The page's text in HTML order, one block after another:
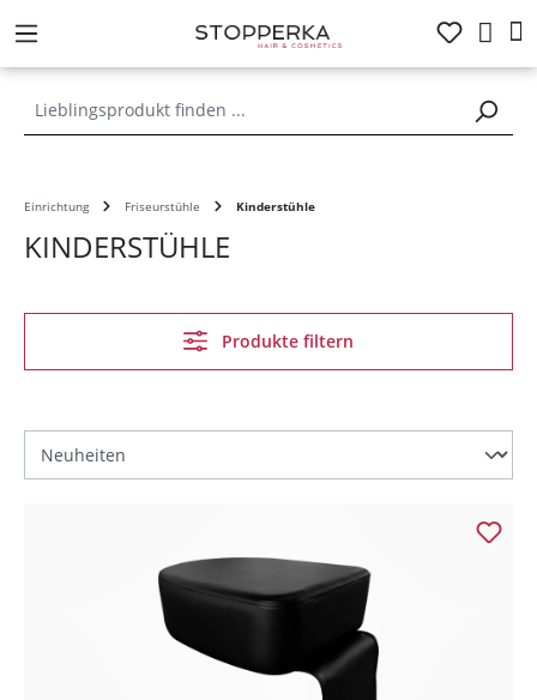
springen
Einrichtung Friseurstühle Kinderstühle
KINDERSTÜHLE
Produkte filtern